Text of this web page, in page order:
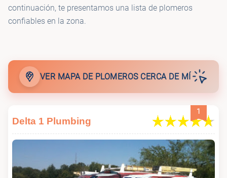
continuación, te presentamos una lista de plomeros
confiables en la zona.
VER MAPA DE PLOMEROS CERCA DE MÍ
1
Delta 1 Plumbing